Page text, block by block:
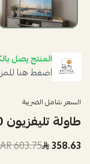
المنتج يصل
اضغط هنا
السعر شامل الضريبة
طاولة تليفزيون 180*50*35
358.63
603.75 SAR